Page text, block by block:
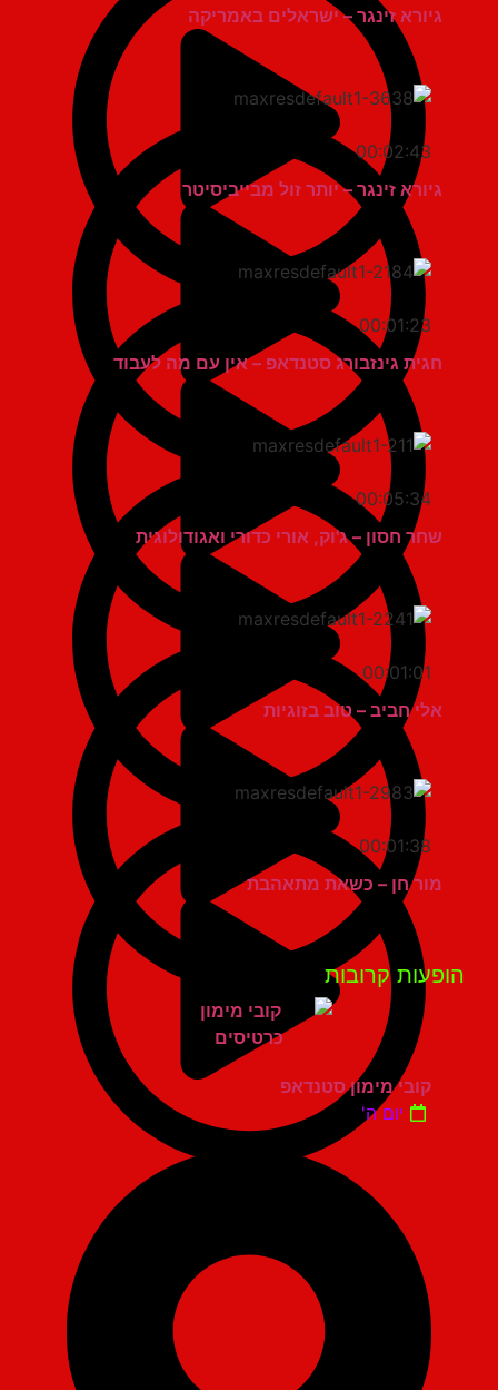
גיורא זינגר – ישראלים באמריקה
00:02:43
גיורא זינגר – יותר זול מבייביסיטר
00:01:23
חגית גינזבורג סטנדאפ – אין עם מה לעבוד
00:05:34
שחר חסון – ג'וק, אורי כדורי ואגודולוגית
00:01:01
אלי חביב – טוב בזוגיות
00:01:38
מור חן – כשאת מתאהבת
קרובות
קובי מימון סטנדאפ
יום ה'